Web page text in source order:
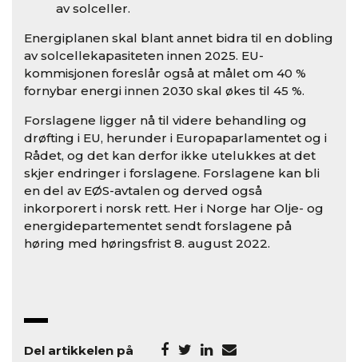
av solceller.
Energiplanen skal blant annet bidra til en dobling
av solcellekapasiteten innen 2025. EU-
kommisjonen foreslår også at målet om 40 %
fornybar energi innen 2030 skal økes til 45 %.
Forslagene ligger nå til videre behandling og
drøfting i EU, herunder i Europaparlamentet og i
Rådet, og det kan derfor ikke utelukkes at det
skjer endringer i forslagene. Forslagene kan bli
en del av EØS-avtalen og derved også
inkorporert i norsk rett. Her i Norge har Olje- og
energidepartementet sendt forslagene på
høring med høringsfrist 8. august 2022.
Del artikkelen på